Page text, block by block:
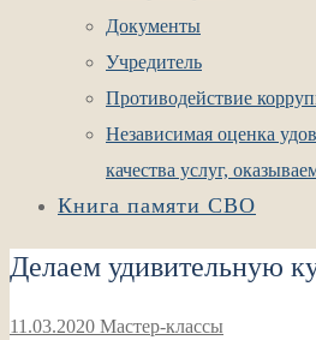
Документы
Учредитель
Противодействие
Независимая оценка
качества услуг,
Книга памяти СВО
Делаем удивительную
11.03.2020 Мастер-классы